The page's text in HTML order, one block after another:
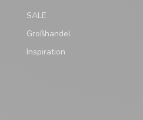
SALE
Großhandel
Inspiration